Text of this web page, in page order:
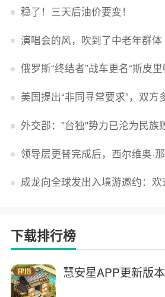
稳了！三天后油价要变！
演唱会的风，吹到了中老年群体
俄罗斯“终结者”战车更名“斯皮里顿”：寓意强大可靠，
美国提出“非同寻常要求”，双方多个领域分歧依旧，印美贸易谈判进
外交部：''台独''势力已沦为民族
领导层更替完成后，西尔维奥·那不勒斯出任
成龙向全球发出入境游邀约：欢迎感受无滤镜
下载排行榜
慧安星APP更新版本